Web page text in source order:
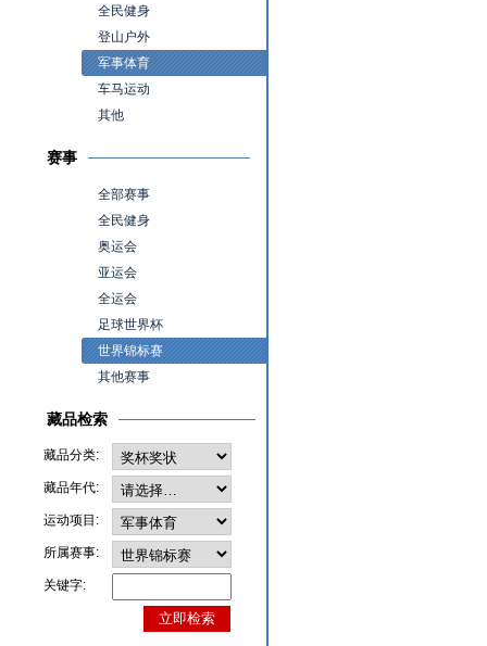
全民健身
登山户外
军事体育
车马运动
其他
赛事
全部赛事
全民健身
奥运会
亚运会
全运会
足球世界杯
世界锦标赛
其他赛事
藏品检索
藏品分类:
藏品年代:
运动项目:
所属赛事:
关键字: